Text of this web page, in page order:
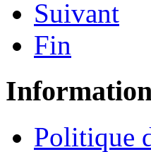
Suivant
Fin
Politique